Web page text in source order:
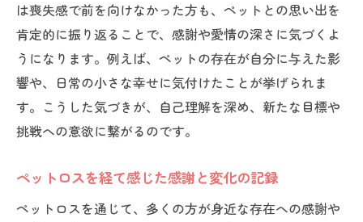
は喪失感で前を向けなかった方も、ペットとの思い出を
肯定的に振り返ることで、感謝や愛情の深さに気づくよ
うになります。例えば、ペットの存在が自分に与えた影
響や、日常の小さな幸せに気付けたことが挙げられま
す。こうした気づきが、自己理解を深め、新たな目標や
挑戦への意欲に繋がるのです。
ペットロスを経て感じた感謝と変化の記録
ペットロスを通じて、多くの方が身近な存在への感謝や